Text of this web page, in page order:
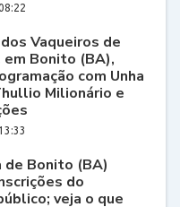
Vaqueiros de
Bonito (BA),
com Unha
Milionário e
Bonito (BA)
do
veja o que